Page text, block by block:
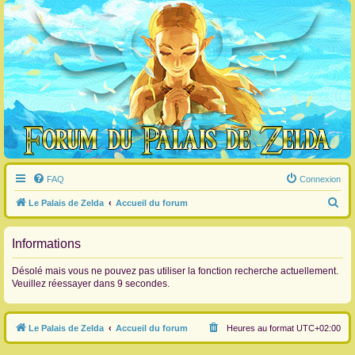
FAQ Connexion
Le Palais de Zelda Accueil du forum
e
h
c
Informations
Désolé mais vous ne pouvez pas utiliser la fonction recherche actuellement.
Veuillez réessayer dans 9 secondes.
Le Palais de Zelda Accueil du forum Heures au format UTC+02:00